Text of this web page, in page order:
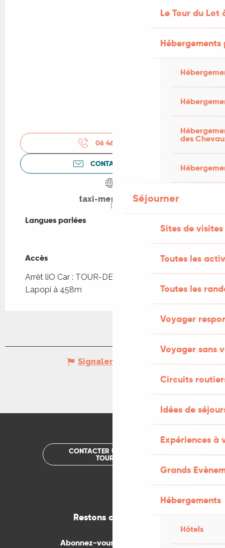
Le Tour du Lot
des
Séjourner
Sites de visites
Toutes les
Toutes les
Voyager
Voyager sans
Circuits
Idées de
Expériences à
Grands
Hébergements
Hôtels
06 46 64 59
CONTACTEZ-NOUS
taxi-merle-46.fr
Langues parlées
Langues parlées
Accès
Accès
Arrêt liO Car : TOUR-DE-FAU - Embt St Cirq
Lapopi à 458m
Signaler une erreur
CONTACTER UN OFFICE DE
TOURISME
Restons connectés
Abonnez-vous gratuitement